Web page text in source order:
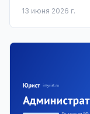
13 июня 2026 г.